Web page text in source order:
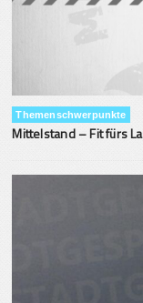
Themenschwerpunkte
Mittelstand – Fit fürs